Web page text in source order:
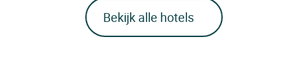
Bekijk alle hotels